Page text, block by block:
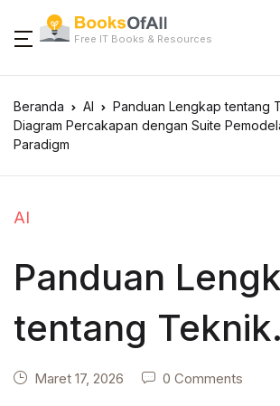
Free IT Books & Resources
Beranda AI
Panduan Lengkap tentang
Diagram Percakapan dengan Suite
Paradigm
AI
Panduan
tentang Teknik
Pembuatan
Maret 17, 2026 0 Comments